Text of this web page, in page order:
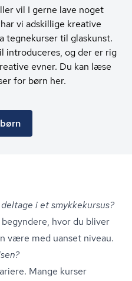
vil I gerne lave noget
vi adskillige kreative
tegnekurser til glaskunst.
introduceres, og der er rig
evner. Du kan læse
for børn her.
i et smykkekursus?
hvor du bliver
være med uanset niveau.
Mange kurser